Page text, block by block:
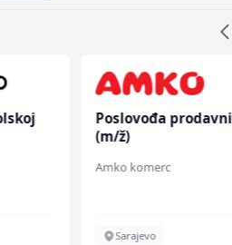
Poslovođa
(m/ž)
Amko komerc
Sarajevo